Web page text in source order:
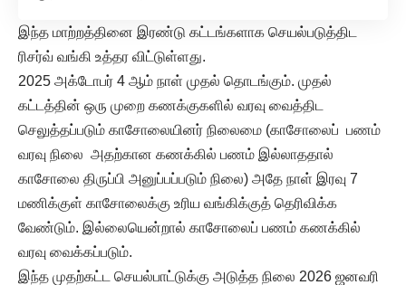
இந்த மாற்றத்தினை இரண்டு கட்டங்களாக செயல்படுத்திட
ரிசர்வ் வங்கி உத்தர விட்டுள்ளது.
2025 அக்டோபர் 4 ஆம் நாள் முதல் தொடங்கும். முதல்
கட்டத்தின் ஒரு முறை கணக்குகளில் வரவு வைத்திட
செலுத்தப்படும் காசோலையினர் நிலைமை (காசோலைப் பணம்
வரவு நிலை அதற்கான கணக்கில் பணம் இல்லாததால்
காசோலை திருப்பி அனுப்பப்படும் நிலை) அதே நாள் இரவு 7
மணிக்குள் காசோலைக்கு உரிய வங்கிக்குத் தெரிவிக்க
வேண்டும். இல்லையென்றால் காசோலைப் பணம் கணக்கில்
வரவு வைக்கப்படும்.
இந்த முதற்கட்ட செயல்பாட்டுக்கு அடுத்த நிலை 2026 ஜனவரி